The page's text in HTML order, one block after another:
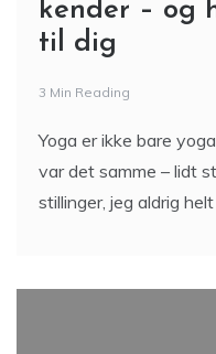
kender – og
til dig
3 Min Reading
Yoga er ikke bare
var det samme – lidt
stillinger, jeg aldrig helt